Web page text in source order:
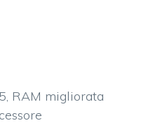
RAM migliorata